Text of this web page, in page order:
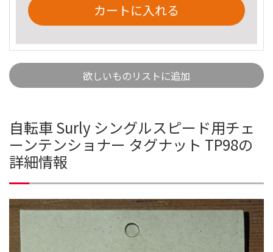
カートに入れる
欲しいものリストに追加
自転車 Surly シングルスピード用チェ
ーンテンショナー タグナット TP98の
詳細情報